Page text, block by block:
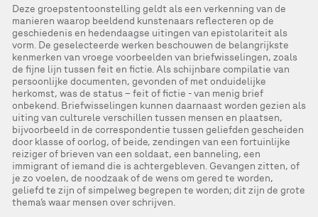
Deze groepstentoonstelling geldt als een verkenning van de
manieren waarop beeldend kunstenaars reflecteren op de
geschiedenis en hedendaagse uitingen van epistolariteit als
vorm. De geselecteerde werken beschouwen de belangrijkste
kenmerken van vroege voorbeelden van briefwisselingen, zoals
de fijne lijn tussen feit en fictie. Als schijnbare compilatie van
persoonlijke documenten, gevonden of met onduidelijke
herkomst, was de status – feit of fictie - van menig brief
onbekend. Briefwisselingen kunnen daarnaast worden gezien als
uiting van culturele verschillen tussen mensen en plaatsen,
bijvoorbeeld in de correspondentie tussen geliefden gescheiden
door klasse of oorlog, of beide, zendingen van een fortuinlijke
reiziger of brieven van een soldaat, een banneling, een
immigrant of iemand die is achtergebleven. Gevangen zitten, of
je zo voelen, de noodzaak of de wens om gered te worden,
geliefd te zijn of simpelweg begrepen te worden; dit zijn de grote
thema’s waar mensen over schrijven.